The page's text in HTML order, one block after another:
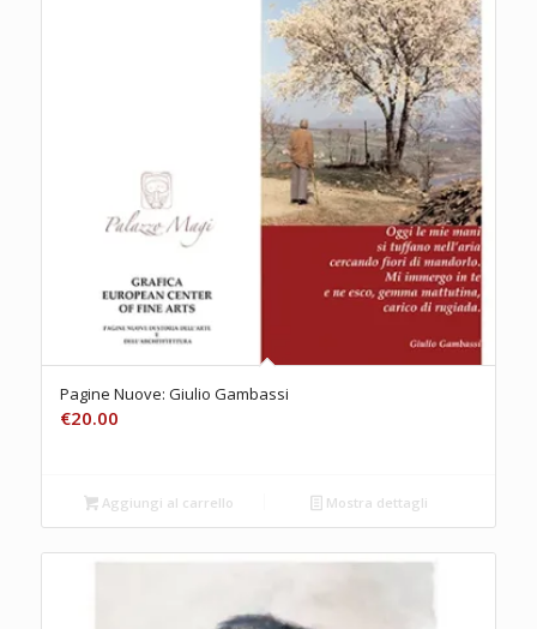
Pagine Nuove: Giulio Gambassi
€20.00
Aggiungi al carrello Mostra dettagli